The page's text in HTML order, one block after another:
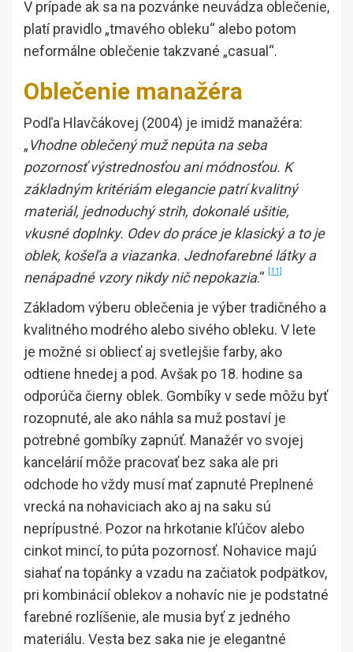
V prípade ak sa na pozvánke neuvádza oblečenie,
platí pravidlo „tmavého obleku“ alebo potom
neformálne oblečenie takzvané „casual“.
Oblečenie manažéra
Podľa Hlavčákovej (2004) je imidž manažéra:
„Vhodne oblečený muž nepúta na seba
pozornosť výstrednosťou ani módnosťou. K
základným kritériám elegancie patrí kvalitný
materiál, jednoduchý strih, dokonalé ušitie,
vkusné doplnky. Odev do práce je klasický a to je
oblek, košeľa a viazanka. Jednofarebné látky a
nenápadné vzory nikdy nič nepokazia.“ [11]
Základom výberu oblečenia je výber tradičného a
kvalitného modrého alebo sivého obleku. V lete
je možné si obliecť aj svetlejšie farby, ako
odtiene hnedej a pod. Avšak po 18. hodine sa
odporúča čierny oblek. Gombíky v sede môžu byť
rozopnuté, ale ako náhla sa muž postaví je
potrebné gombíky zapnúť. Manažér vo svojej
kancelárií môže pracovať bez saka ale pri
odchode ho vždy musí mať zapnuté Preplnené
vrecká na nohaviciach ako aj na saku sú
neprípustné. Pozor na hrkotanie kľúčov alebo
cinkot mincí, to púta pozornosť. Nohavice majú
siahať na topánky a vzadu na začiatok podpätkov,
pri kombinácií oblekov a nohavíc nie je podstatné
farebné rozlíšenie, ale musia byť z jedného
materiálu. Vesta bez saka nie je elegantné